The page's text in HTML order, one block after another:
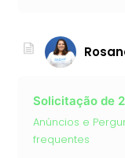
Solicitação de
Anúncios e
frequentes